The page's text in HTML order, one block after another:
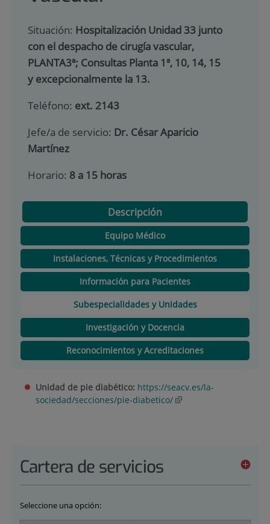
Situación: Hospitalización Unidad 33 junto
con el despacho de cirugía vascular,
PLANTA3ª; Consultas Planta 1ª, 10, 14, 15
y excepcionalmente la 13.
Teléfono: ext. 2143
Jefe/a de servicio: Dr. César Aparicio
Martínez
Horario: 8 a 15 horas
Descripción
Equipo Médico
Instalaciones, Técnicas y Procedimientos
Información para Pacientes
Subespecialidades y Unidades
Investigación y Docencia
Reconocimientos y Acreditaciones
Unidad de pie diabético: https://seacv.es/la-
sociedad/secciones/pie-diabetico/
Cartera de servicios
Seleccione una opción: